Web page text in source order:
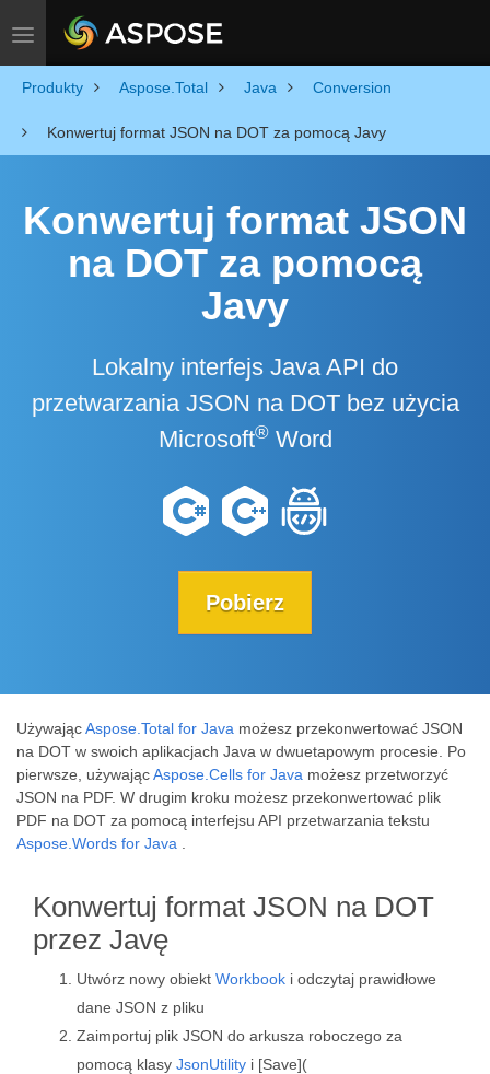
Toggle navigation
Produkty Aspose.Total Java Conversion
Konwertuj format JSON na DOT za pomocą Javy
Konwertuj format JSON
na DOT za pomocą
Javy
Lokalny interfejs Java API do
przetwarzania JSON na DOT bez użycia
Microsoft®Word
Pobierz
UżywającAspose.Total for Java możesz przekonwertować JSON
na DOT w swoich aplikacjach Java w dwuetapowym procesie. Po
pierwsze, używającAspose.Cells for Java możesz przetworzyć
JSON na PDF. W drugim kroku możesz przekonwertować plik
PDF na DOT za pomocą interfejsu API przetwarzania tekstu
Aspose.Words for Java
Konwertuj format JSON na DOT
przez Javę
Utwórz nowy obiekt Workbook i odczytaj prawidłowe
dane JSON z pliku
Zaimportuj plik JSON do arkusza roboczego za
pomocą klasy JsonUtility i [Save](